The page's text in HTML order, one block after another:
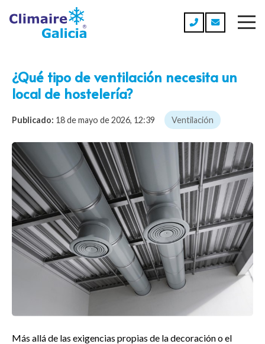
¿Qué tipo de ventilación necesita un
local de hostelería?
Publicado: 18 de mayo de 2026, 12:39 Ventilación
Más allá de las exigencias propias de la decoración o el